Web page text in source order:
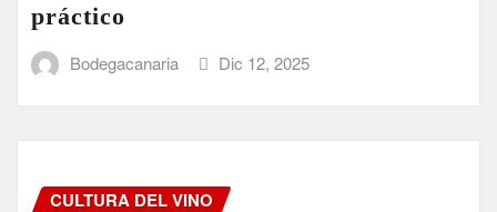
práctico
Bodegacanaria Dic 12, 2025
CULTURA DEL VINO